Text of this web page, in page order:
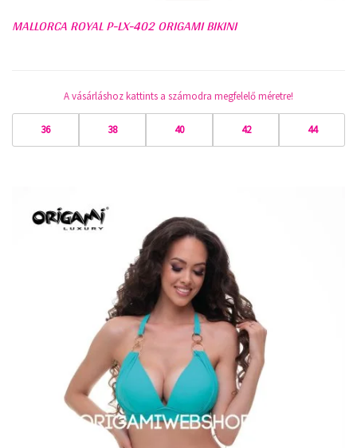
MALLORCA ROYAL P-LX-402 ORIGAMI BIKINI
A vásárláshoz kattints a számodra megfelelő méretre!
36 38 40 42 44